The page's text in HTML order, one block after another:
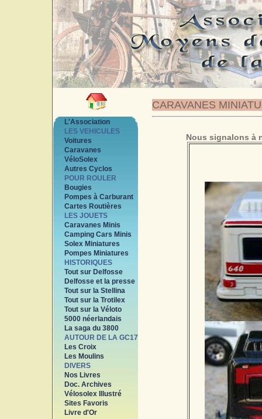
CARAVANES
L'Association
LES VEHICULES
Voitures
Caravanes
VéloSolex
Autres Cyclos
POUR ROULER
Bougies
Pompes à Carburant
Cartes Routières
LES JOUETS
Caravanes Minis
Camping Cars Minis
Solex Miniatures
Pompes Miniatures
HISTORIQUES
Tout sur Delfosse
Delfosse et la presse
Tout sur la Stellina
Tout sur la Trotilex
Tout sur la Véloto
5000 néerlandais
La saga du 3800
AUTOUR DE LA GC17
Les Croix
Les Moulins
DIVERS
Nos Livres
Doc. Archives
Vélosolex Illustré
Sites Favoris
Livre d'Or
Nous signalons à